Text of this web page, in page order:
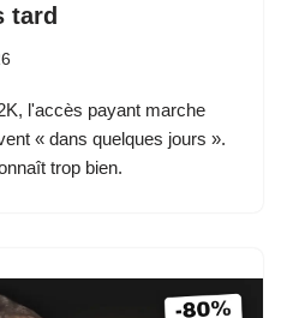
tard
l'accès payant marche
« dans quelques jours ».
trop bien.